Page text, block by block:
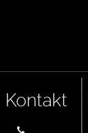
Kontakt